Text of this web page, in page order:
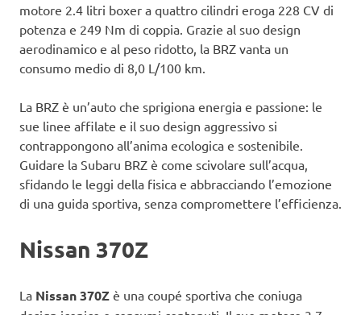
motore 2.4 litri boxer a quattro cilindri eroga 228 CV di
potenza e 249 Nm di coppia. Grazie al suo design
aerodinamico e al peso ridotto, la BRZ vanta un
consumo medio di 8,0 L/100 km.
La BRZ è un’auto che sprigiona energia e passione: le
sue linee affilate e il suo design aggressivo si
contrappongono all’anima ecologica e sostenibile.
Guidare la Subaru BRZ è come scivolare sull’acqua,
sfidando le leggi della fisica e abbracciando l’emozione
di una guida sportiva, senza compromettere l’efficienza.
Nissan 370Z
La Nissan 370Z è una coupé sportiva che coniuga